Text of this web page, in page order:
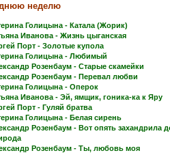
неделю
Голицына - Катала (Жорик)
Иванова - Жизнь цыганская
Порт - Золотые купола
Голицына - Любимый
Розенбаум - Старые скамейки
Розенбаум - Перевал любви
Голицына - Оперок
Иванова - Эй, ямщик, гоника-ка к Яру
Порт - Гуляй братва
Голицына - Белая сирень
Розенбаум - Вот опять захандрила
Розенбаум - Ты, любовь моя